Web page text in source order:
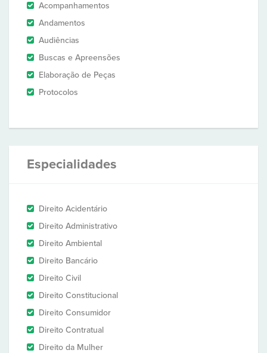
Acompanhamentos
Andamentos
Audiências
Buscas e Apreensões
Elaboração de Peças
Protocolos
Especialidades
Direito Acidentário
Direito Administrativo
Direito Ambiental
Direito Bancário
Direito Civil
Direito Constitucional
Direito Consumidor
Direito Contratual
Direito da Mulher